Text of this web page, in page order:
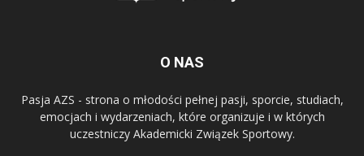
O NAS
Pasja AZS - strona o młodości pełnej pasji, sporcie, studiach,
emocjach i wydarzeniach, które organizuje i w których
uczestniczy Akademicki Związek Sportowy.